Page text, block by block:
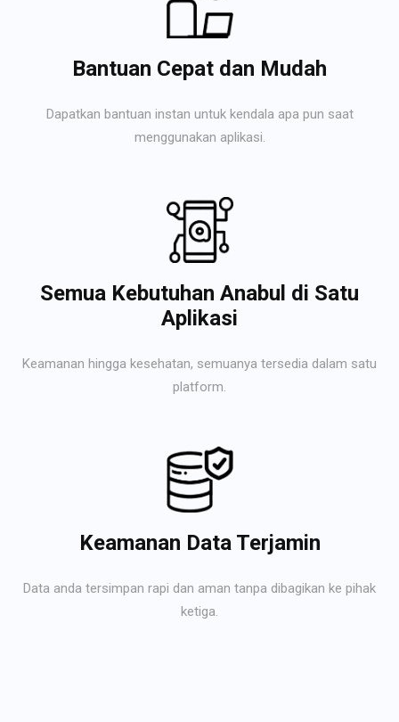
Bantuan Cepat dan Mudah
Dapatkan bantuan instan untuk kendala apa pun saat
menggunakan aplikasi.
Semua Kebutuhan Anabul di Satu
Aplikasi
Keamanan hingga kesehatan, semuanya tersedia dalam satu
platform.
Keamanan Data Terjamin
Data anda tersimpan rapi dan aman tanpa dibagikan ke pihak
ketiga.